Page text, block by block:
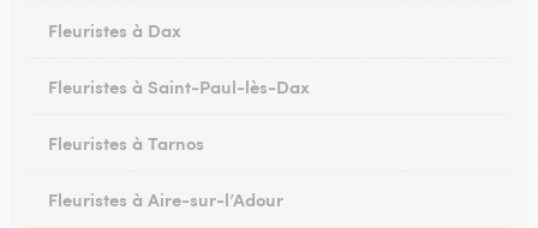
Fleuristes à Dax
Fleuristes à Saint-Paul-lès-Dax
Fleuristes à Tarnos
Fleuristes à Aire-sur-l’Adour